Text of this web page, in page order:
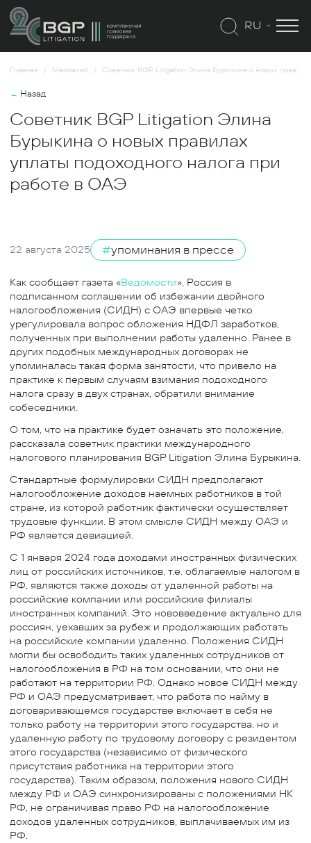
RU
Главная Медиахаб Советник BGP Litigation Элина Бурыкина о новых правилах уплаты подоходного налога при работе в ОАЭ
← Назад
Советник BGP Litigation Элина
Бурыкина о новых правилах
уплаты подоходного налога при
работе в ОАЭ
22 августа 2025 #упоминания в прессе
Как сообщает газета «Ведомости», Россия в
подписанном соглашении об избежании двойного
налогообложения (СИДН) с ОАЭ впервые четко
урегулировала вопрос обложения НДФЛ заработков,
полученных при выполнении работы удаленно. Ранее в
других подобных международных договорах не
упоминалась такая форма занятости, что привело на
практике к первым случаям взимания подоходного
налога сразу в двух странах, обратили внимание
собеседники.
О том, что на практике будет означать это положение,
рассказала советник практики международного
налогового планирования BGP Litigation Элина Бурыкина.
Стандартные формулировки СИДН предполагают
налогообложение доходов наемных работников в той
стране, из которой работник фактически осуществляет
трудовые функции. В этом смысле СИДН между ОАЭ и
РФ является девиацией.
С 1 января 2024 года доходами иностранных физических
лиц от российских источников, т.е. облагаемые налогом в
РФ, являются также доходы от удаленной работы на
российские компании или российские филиалы
иностранных компаний. Это нововведение актуально для
россиян, уехавших за рубеж и продолжающих работать
на российские компании удаленно. Положения СИДН
могли бы освободить таких удаленных сотрудников от
налогообложения в РФ на том основании, что они не
работают на территории РФ. Однако новое СИДН между
РФ и ОАЭ предусматривает, что работа по найму в
договаривающемся государстве включает в себя не
только работу на территории этого государства, но и
удаленную работу по трудовому договору с резидентом
этого государства (независимо от физического
присутствия работника на территории этого
государства). Таким образом, положения нового СИДН
между РФ и ОАЭ синхронизированы с положениями НК
РФ, не ограничивая право РФ на налогообложение
доходов удаленных сотрудников, выплачиваемых им из
РФ.